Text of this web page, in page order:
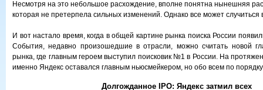
Несмотря на это небольшое расхождение, вполне понятна нынешняя
которая не претерпела сильных изменений. Однако все может случиться
И вот настало время, когда в общей картине рынка поиска России
События, недавно произошедшие в отрасли, можно считать новой
рынка, где главным героем выступил поисковик №1 в России. На
именно Яндекс оставался главным ньюсмейкером, но обо всем по
Долгожданное IPO: Яндекс затмил всех